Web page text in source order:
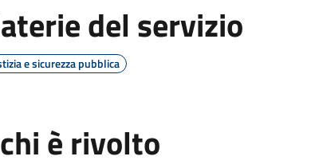
del servizio
e sicurezza pubblica
è rivolto